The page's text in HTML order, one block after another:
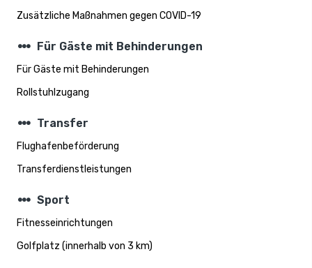
Zusätzliche Maßnahmen gegen COVID-19
steppers Für Gäste mit Behinderungen
Für Gäste mit Behinderungen
Rollstuhlzugang
steppers Transfer
Flughafenbeförderung
Transferdienstleistungen
steppers Sport
Fitnesseinrichtungen
Golfplatz (innerhalb von 3 km)